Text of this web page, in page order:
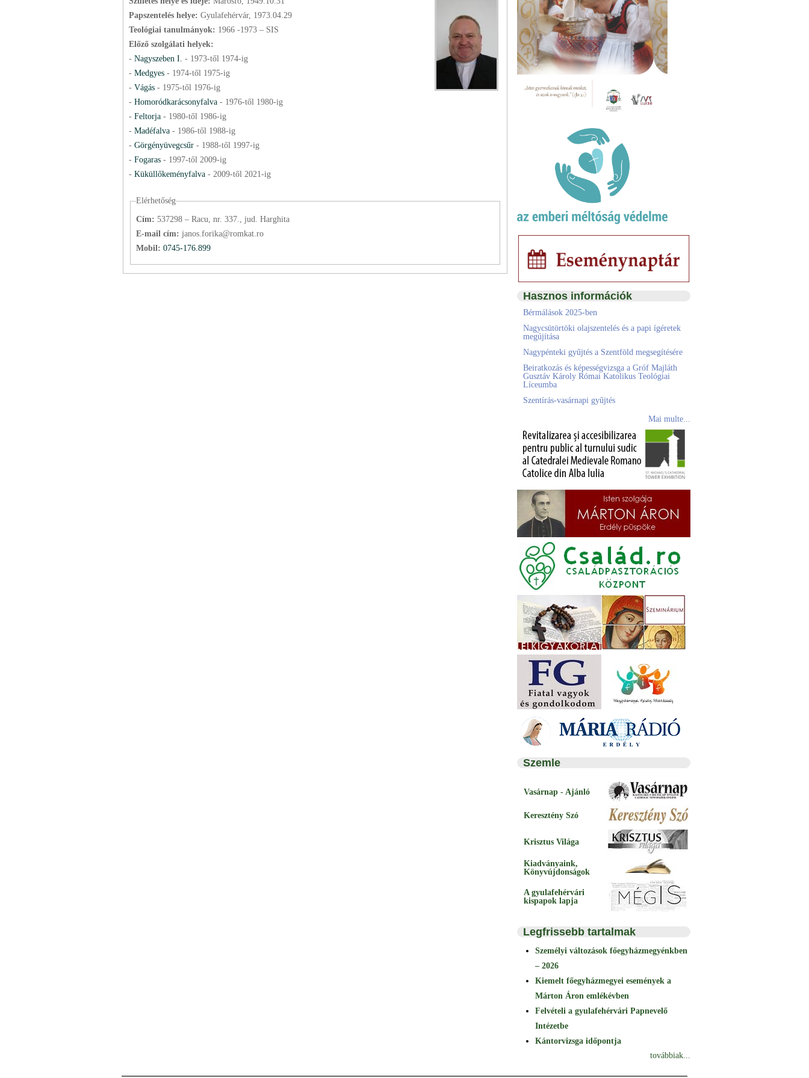
Papszentelés helye: Gyulafehérvár, 1973.04.29
Teológiai tanulmányok: 1966 -1973 – SIS
Előző szolgálati helyek:
- Nagyszeben I. - 1973-től 1974-ig
- Medgyes - 1974-től 1975-ig
- Vágás - 1975-től 1976-ig
- Homoródkarácsonyfalva - 1976-től 1980-ig
- Feltorja - 1980-től 1986-ig
- Madéfalva - 1986-től 1988-ig
- Görgényüvegcsűr - 1988-től 1997-ig
- Fogaras - 1997-től 2009-ig
- Küküllőkeményfalva- 2009-től 2021-ig
Elérhetőség
Cím: 537298 – Racu, nr. 337., jud. Harghita
E-mail cím: janos.forika@romkat.ro
Mobil: 0745-176.899
Hasznos információk
Bérmálások 2025-ben
Nagycsütörtöki olajszentelés és a papi ígéretek
megújítása
Nagypénteki gyűjtés a Szentföld megsegítésére
Beiratkozás és képességvizsga a Gróf Majláth
Gusztáv Károly Római Katolikus Teológiai
Líceumba
Szentírás-vasárnapi gyűjtés
Mai multe...
Szemle
Vasárnap - Ajánló
Keresztény Szó
Krisztus Világa
Kiadványaink,
Könyvújdonságok
A gyulafehérvári
kispapok lapja
Legfrissebb tartalmak
Személyi változások főegyházmegyénkben
– 2026
Kiemelt főegyházmegyei események a
Márton Áron emlékévben
Felvételi a gyulafehérvári Papnevelő
Intézetbe
Kántorvizsga időpontja
továbbiak...